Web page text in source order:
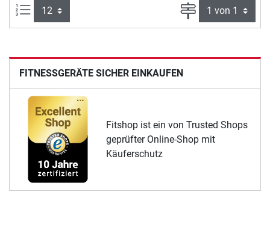
Artikel pro Seite: Seite
FITNESSGERÄTE SICHER EINKAUFEN
Fitshop ist ein von Trusted Shops
geprüfter Online-Shop mit
Käuferschutz